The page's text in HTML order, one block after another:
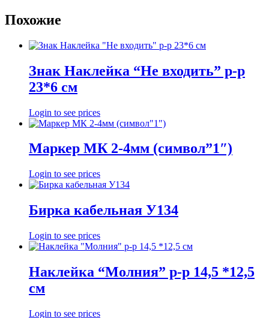
Похожие
Знак Наклейка “Не входить” р-р
23*6 см
Login to see prices
Маркер МК 2-4мм (символ”1″)
Login to see prices
Бирка кабельная У134
Login to see prices
Наклейка “Молния” р-р 14,5 *12,5
см
Login to see prices